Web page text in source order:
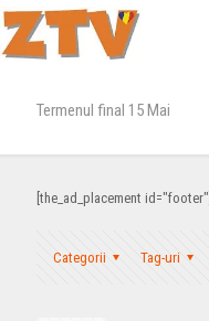
Termenul final 15 Mai
[the_ad_placement id="footer"]
Categorii Tag-uri